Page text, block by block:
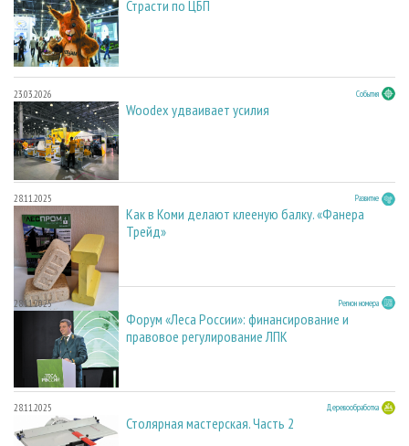
Страсти по ЦБП
23.03.2026 События
Woodex удваивает усилия
28.11.2025 Развитие
Как в Коми делают клееную балку. «Фанера
Трейд»
28.11.2025 Регион номера
Форум «Леса России»: финансирование и
правовое регулирование ЛПК
28.11.2025 Деревообработка
Столярная мастерская. Часть 2